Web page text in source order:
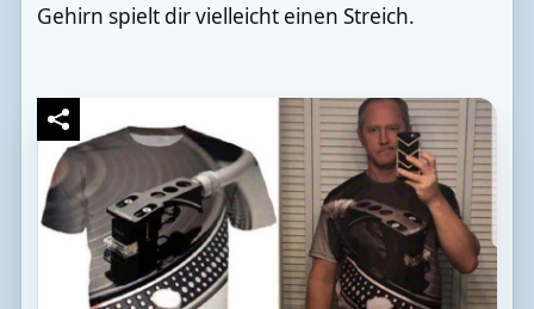
Gehirn spielt dir vielleicht einen Streich.